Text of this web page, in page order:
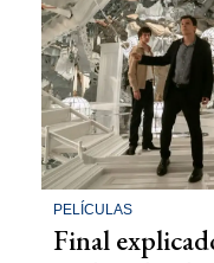
PELÍCULAS
Final